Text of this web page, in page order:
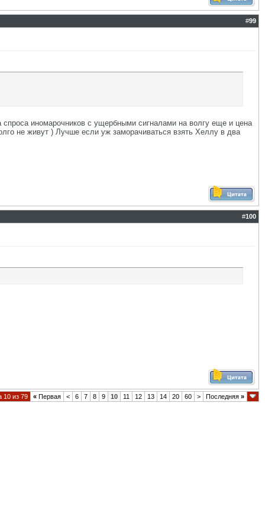
#99
иномарочников с ущербными сигналами на волгу еще и цена
не живут ) Лучше если уж заморачиваться взять Хеллу в два
#100
10 из 79 « Первая < 6 7 8 9 10 11 12 13 14 20 60 > Последняя »